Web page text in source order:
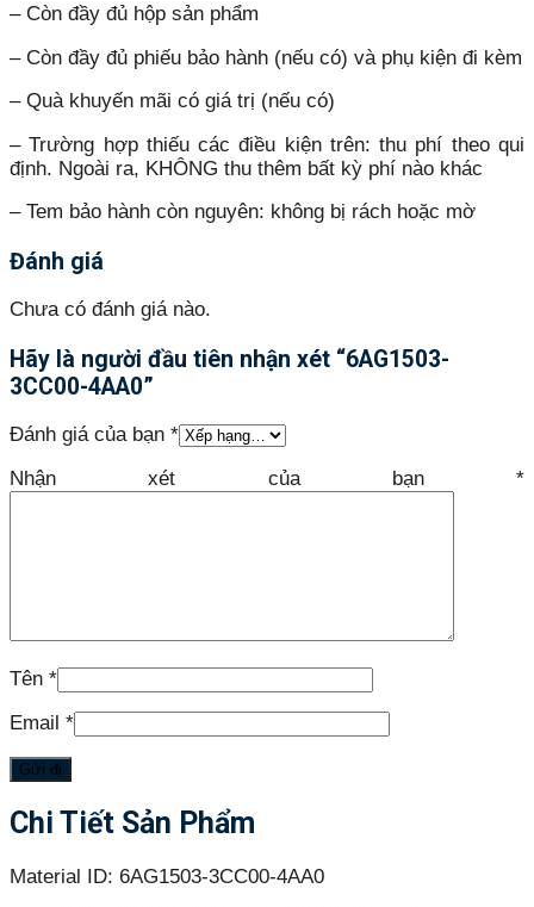
– Còn đầy đủ hộp sản phẩm
– Còn đầy đủ phiếu bảo hành (nếu có) và phụ kiện đi kèm
– Quà khuyến mãi có giá trị (nếu có)
– Trường hợp thiếu các điều kiện trên: thu phí theo qui
định. Ngoài ra, KHÔNG thu thêm bất kỳ phí nào khác
– Tem bảo hành còn nguyên: không bị rách hoặc mờ
Đánh giá
Chưa có đánh giá nào.
Hãy là người đầu tiên nhận xét “6AG1503-
3CC00-4AA0”
Đánh giá của bạn *
Nhận xét của bạn *
Tên *
Email *
Chi Tiết Sản Phẩm
Material ID: 6AG1503-3CC00-4AA0